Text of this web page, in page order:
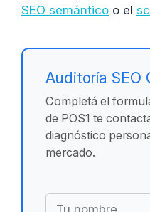
SEO semántico o el
Auditoría SEO
Completá el
de POS1 te
diagnóstico
mercado.